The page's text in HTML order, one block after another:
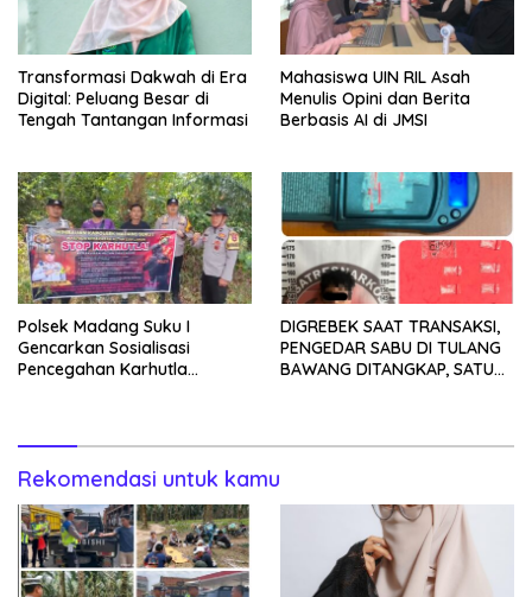
Transformasi Dakwah di Era
Digital: Peluang Besar di
Tengah Tantangan Informasi
Mahasiswa UIN RIL Asah
Menulis Opini dan Berita
Berbasis AI di JMSI
Polsek Madang Suku I
Gencarkan Sosialisasi
Pencegahan Karhutla
DIGREBEK SAAT TRANSAKSI,
PENGEDAR SABU DI TULANG
BAWANG DITANGKAP, SATU
Rekomendasi untuk kamu